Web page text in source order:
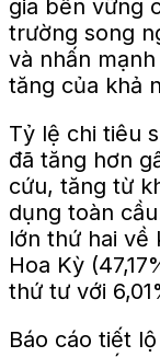
gia bền vững
trường song
và nhấn
tăng của khả
Tỷ lệ chi tiêu
đã tăng hơn
cứu, tăng từ
dụng toàn
lớn thứ hai về
Hoa Kỳ
thứ tư với
Báo cáo tiết